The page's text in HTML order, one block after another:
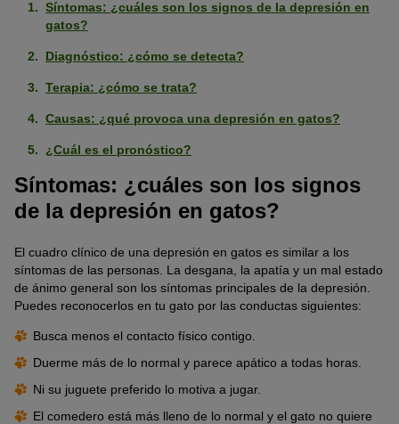
Síntomas: ¿cuáles son los signos de la depresión en
gatos?
Diagnóstico: ¿cómo se detecta?
Terapia: ¿cómo se trata?
Causas: ¿qué provoca una depresión en gatos?
¿Cuál es el pronóstico?
Síntomas: ¿cuáles son los signos
de la depresión en gatos?
El cuadro clínico de una depresión en gatos es similar a los
síntomas de las personas. La desgana, la apatía y un mal estado
de ánimo general son los síntomas principales de la depresión.
Puedes reconocerlos en tu gato por las conductas siguientes:
Busca menos el contacto físico contigo.
Duerme más de lo normal y parece apático a todas horas.
Ni su juguete preferido lo motiva a jugar.
El comedero está más lleno de lo normal y el gato no quiere